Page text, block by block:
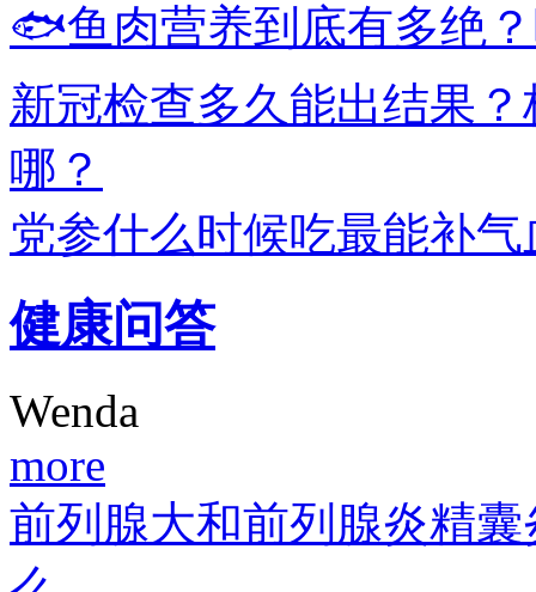
🐟鱼肉营养到底有多绝
新冠检查多久能出结果
哪？
党参什么时候吃最能补
健康问答
Wenda
more
前列腺大和前列腺炎精